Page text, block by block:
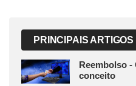
PRINCIPAIS ARTIGOS
Reembolso -
conceito